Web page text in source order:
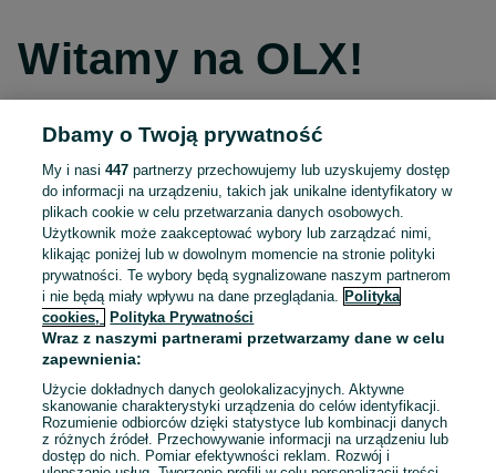
Witamy na OLX!
Kontynuuj przez Facebooka
Kontynuuj przez konto Apple
Kontynuuj przez konto Google
LUB
E-mail
Dbamy o Twoją prywatność
My i nasi447 partnerzy przechowujemy lub uzyskujemy dostęp
do informacji na urządzeniu, takich jak unikalne identyfikatory w
plikach cookie w celu przetwarzania danych osobowych.
Użytkownik może zaakceptować wybory lub zarządzać nimi,
klikając poniżej lub w dowolnym momencie na stronie polityki
prywatności. Te wybory będą sygnalizowane naszym partnerom
i nie będą miały wpływu na dane przeglądania.
Polityka
cookies,
Polityka Prywatności
Wraz z naszymi partnerami przetwarzamy dane w celu
zapewnienia:
Użycie dokładnych danych geolokalizacyjnych. Aktywne
skanowanie charakterystyki urządzenia do celów identyfikacji.
Rozumienie odbiorców dzięki statystyce lub kombinacji danych
z różnych źródeł. Przechowywanie informacji na urządzeniu lub
dostęp do nich. Pomiar efektywności reklam. Rozwój i